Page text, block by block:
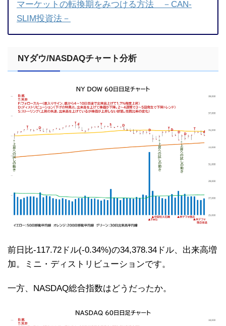
マーケットの転換期をみつける方法 －CAN-
SLIM投資法－
NYダウ/NASDAQチャート分析
前日比-117.72ドル(-0.34%)の34,378.34ドル、出来高増
加。ミニ・ディストリビューションです。
一方、NASDAQ総合指数はどうだったか。